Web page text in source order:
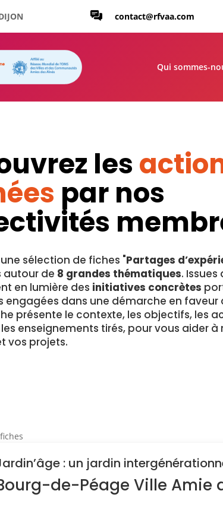
contact@rfvaa.com
Qui sommes-
les
par nos
sélection de fiches "Partages
autour de 8 grandes thématiques.
en lumière des initiatives concrètes
engagées dans une démarche en faveur
présente le contexte, les objectifs, les
enseignements tirés, pour vous aider à
vos projets.
: un jardin
de-Péage Ville Amie